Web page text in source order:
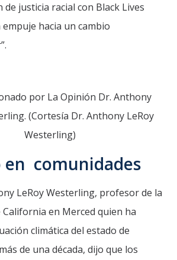
de justicia racial con Black Lives
hacia un cambio
por La Opinión Dr. Anthony
(Cortesía Dr. Anthony LeRoy
Westerling)
en comunidades
LeRoy Westerling, profesor de la
California en Merced quien ha
climática del estado de
de una década, dijo que los